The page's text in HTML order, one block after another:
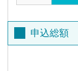
申込総額